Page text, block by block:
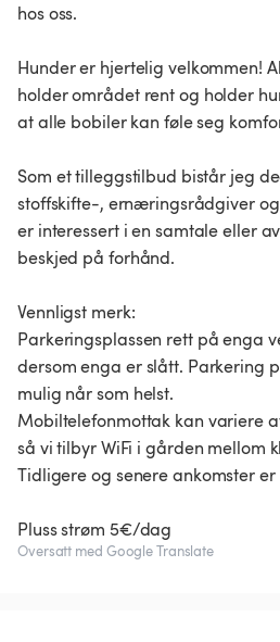
hos oss.
Hunder er hjertelig velkommen!
holder området rent og holder
at alle bobiler kan føle seg
Som et tilleggstilbud bistår jeg
stoffskifte-, ernæringsrådgiver
er interessert i en samtale eller
beskjed på forhånd.
Vennligst merk:
Parkeringsplassen rett på enga
dersom enga er slått. Parkering
mulig når som helst.
Mobiltelefonmottak kan variere
så vi tilbyr WiFi i gården mellom
Tidligere og senere ankomster er
Pluss strøm 5€/dag
Oversatt med Google Translate